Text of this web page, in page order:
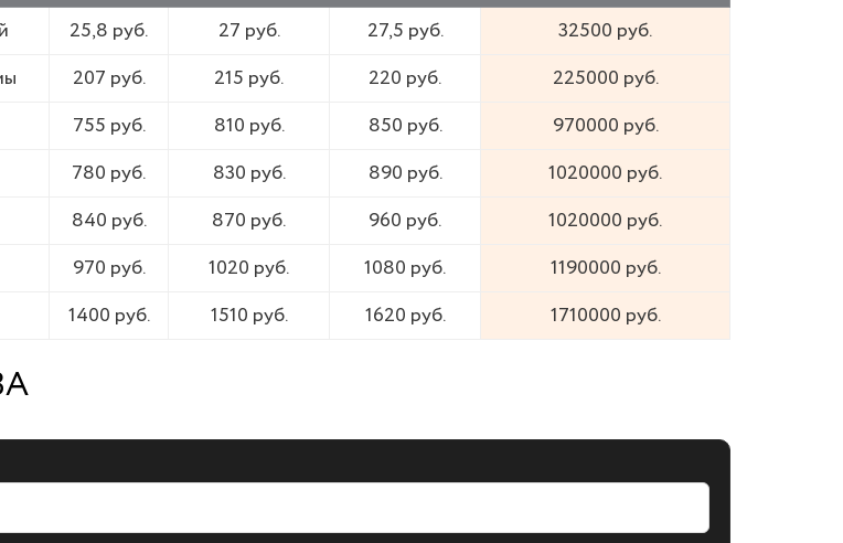
25,8 руб. 27 руб. 27,5 руб.
32500 руб.
207 руб. 215 руб. 220 руб.
225000 руб.
755 руб. 810 руб. 850 руб.
970000 руб.
780 руб. 830 руб. 890 руб.
1020000 руб.
840 руб. 870 руб. 960 руб.
1020000 руб.
970 руб. 1020 руб. 1080 руб.
1190000 руб.
1400 руб. 1510 руб. 1620 руб. 1710000 руб.